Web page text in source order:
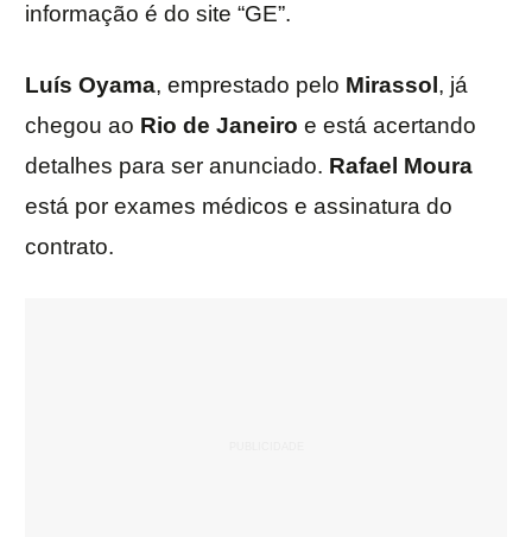
informação é do site “GE”.
Luís Oyama, emprestado pelo Mirassol , já
chegou ao Rio de Janeiro e está acertando
detalhes para ser anunciado. Rafael Moura
está por exames médicos e assinatura do
contrato.